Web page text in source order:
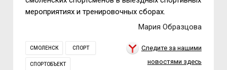
мероприятиях и тренировочных сборах.
Мария Образцова
СМОЛЕНСК СПОРТ
СПОРТОБЪЕКТ
Следите за нашими
новостями здесь